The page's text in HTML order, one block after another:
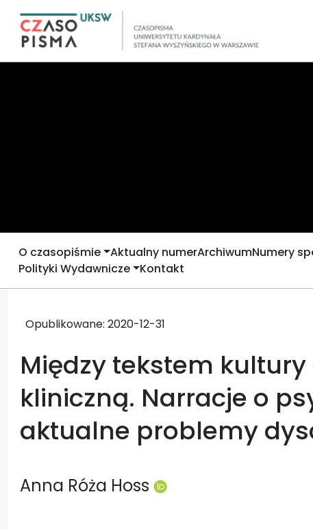
O czasopiśmie Aktualny numerArchiwumNumery
Polityki Wydawnicze Kontakt
Opublikowane: 2020-12-31
Między tekstem
kliniczną. Narracje o
aktualne problemy
Anna Róża Hoss